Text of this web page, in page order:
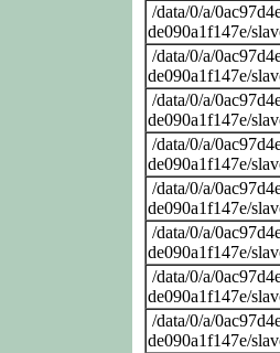
/data/0/a/
de090a1f147e/
/data/0/a/
de090a1f147e/
/data/0/a/
de090a1f147e/
/data/0/a/
de090a1f147e/
/data/0/a/
de090a1f147e/
/data/0/a/
de090a1f147e/
/data/0/a/
de090a1f147e/
/data/0/a/
de090a1f147e/